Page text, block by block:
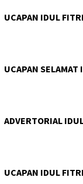
UCAPAN IDUL
UCAPAN
ADVERTORIAL
UCAPAN IDUL